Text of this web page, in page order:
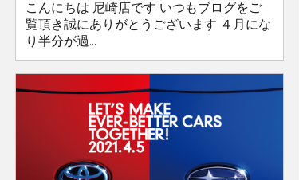
こんにちは 尼崎店です いつもブログをご
覧頂き誠にありがとうございます ４月にな
り半分が過...